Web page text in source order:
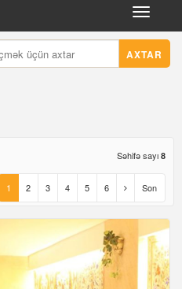
Toggle
AXTAR
Səhifə sayı 8
1 2 3 4 5 6 Son